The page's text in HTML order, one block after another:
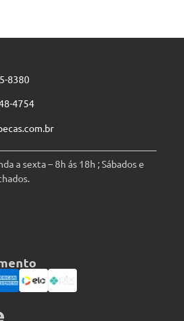
8380
4754
a sexta – 8h ás 18h ; Sábados e